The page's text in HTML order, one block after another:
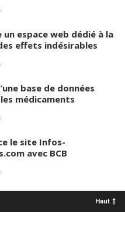
un espace web dédié à la
effets indésirables
base de données
médicaments
le site Infos-
avec BCB
Haut